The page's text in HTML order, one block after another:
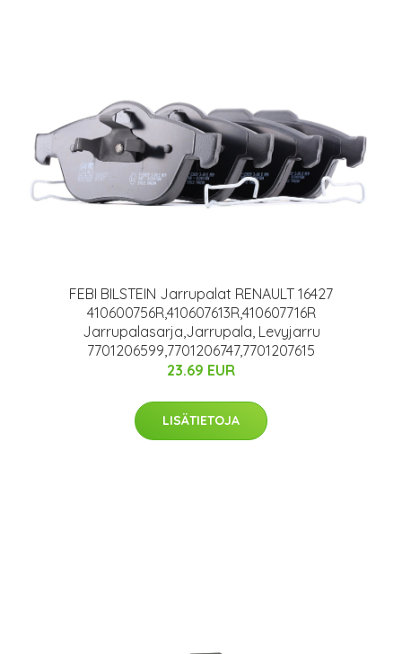
FEBI BILSTEIN Jarrupalat RENAULT 16427
410600756R,410607613R,410607716R
Jarrupalasarja,Jarrupala, Levyjarru
7701206599,7701206747,7701207615
23.69 EUR
LISÄTIETOJA